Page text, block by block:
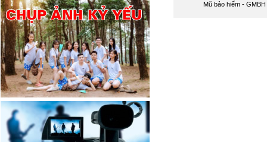
Mũ bảo hiểm - GMBH